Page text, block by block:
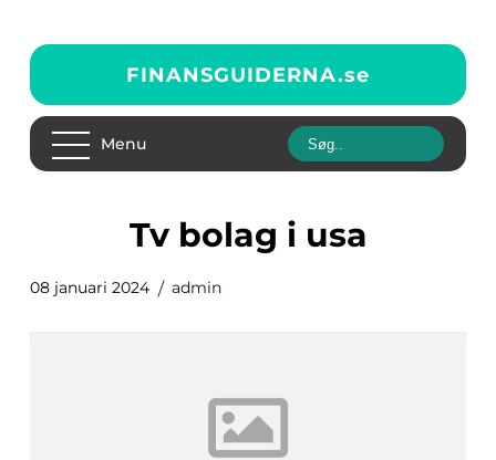
FINANSGUIDERNA.se
Menu
tv bolag i usa
08 januari 2024 admin